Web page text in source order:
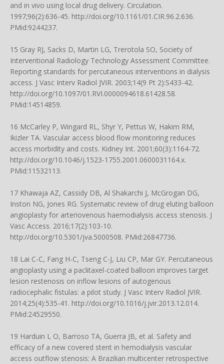
and in vivo using local drug delivery. Circulation.
1997;96(2):636-45. http://doi.org/10.1161/01.CIR.96.2.636.
PMid:9244237.
15 Gray RJ, Sacks D, Martin LG, Trerotola SO, Society of
Interventional Radiology Technology Assessment Committee.
Reporting standards for percutaneous interventions in dialysis
access. J Vasc Interv Radiol JVIR. 2003;14(9 Pt 2):S433-42.
http://doi.org/10.1097/01.RVI.0000094618.61428.58.
PMid:14514859.
16 McCarley P, Wingard RL, Shyr Y, Pettus W, Hakim RM,
Ikizler TA. Vascular access blood flow monitoring reduces
access morbidity and costs. Kidney Int. 2001;60(3):1164-72.
http://doi.org/10.1046/j.1523-1755.2001.0600031164.x.
PMid:11532113.
17 Khawaja AZ, Cassidy DB, Al Shakarchi J, McGrogan DG,
Inston NG, Jones RG. Systematic review of drug eluting balloon
angioplasty for arteriovenous haemodialysis access stenosis. J
Vasc Access. 2016;17(2):103-10.
http://doi.org/10.5301/jva.5000508. PMid:26847736.
18 Lai C-C, Fang H-C, Tseng C-J, Liu CP, Mar GY. Percutaneous
angioplasty using a paclitaxel-coated balloon improves target
lesion restenosis on inflow lesions of autogenous
radiocephalic fistulas: a pilot study. J Vasc Interv Radiol JVIR.
2014;25(4):535-41. http://doi.org/10.1016/j.jvir.2013.12.014.
PMid:24529550.
19 Harduin L O, Barroso TA, Guerra JB, et al. Safety and
efficacy of a new covered stent in hemodialysis vascular
access outflow stenosis: A Brazilian multicenter retrospective